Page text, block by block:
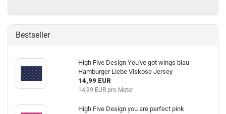
Bestseller
High Five Design You've got wings blau
Hamburger Liebe Viskose Jersey
14,99 EUR
14,99 EUR pro Meter
High Five Design you are perfect pink